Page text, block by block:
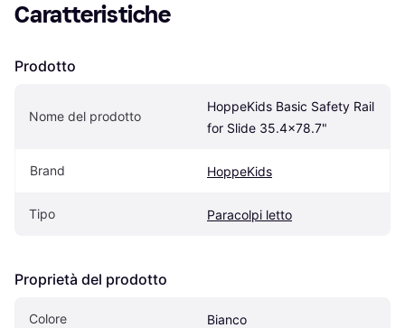
Caratteristiche
Prodotto
Nome del prodotto
HoppeKids Basic Safety Rail
for Slide 35.4x78.7"
Brand HoppeKids
Tipo Paracolpi letto
Proprietà del prodotto
Colore Bianco